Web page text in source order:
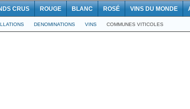
CRUS ROUGE BLANC ROSÉ VINS DU MONDE
DENOMINATIONS VINS COMMUNES VITICOLES